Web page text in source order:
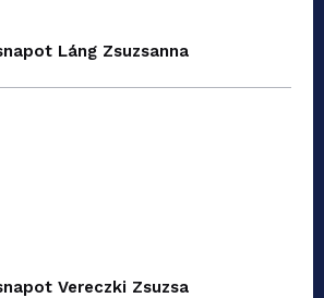
Láng Zsuzsanna
Vereczki Zsuzsa